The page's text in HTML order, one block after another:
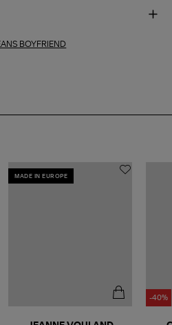
BOYFRIEND
MADE IN EUROPE
-40%